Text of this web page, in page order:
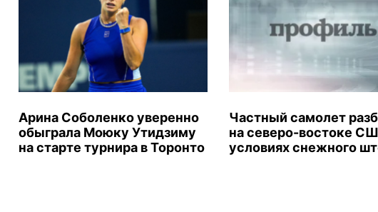
Арина Соболенко уверенно
обыграла Моюку Утидзиму
на старте турнира в Торонто
Частный самолет
на северо-востоке
условиях снежного